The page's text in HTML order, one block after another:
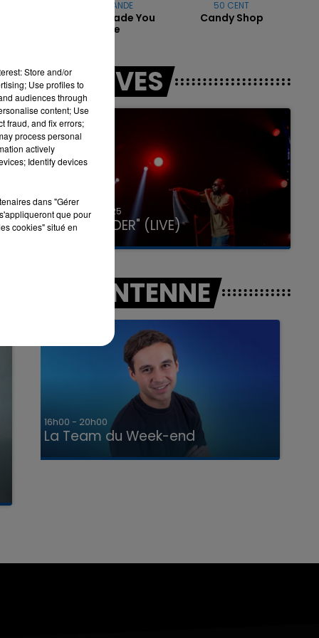
LA TEAM DU WEEK-END
ARIANA GRANDE
Hate That I Made You
Love Me
50 CENT
Candy Shop
LES LIVES
31 janvier 2025
GIMS "SPIDER" (LIVE)
A L'ANTENNE
7h00 - 12h00
La Team du Week-end
Store and/or
Use profiles to
audiences through
content; Use
fraud, and fix errors;
process personal
actively
Identify devices
dans "Gérer
que pour
cookies" situé en